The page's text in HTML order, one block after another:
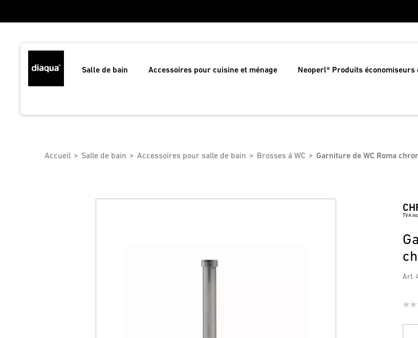
Salle de bain Accessoires pour cuisine et ménage Neoperl® Produits économiseurs
Accueil Salle de bain Accessoires pour salle de bain Brosses à WC Garniture de WC Roma
TVA
Art.